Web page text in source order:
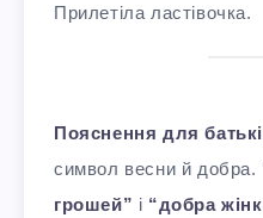
Прилетіла ластівочка.
Пояснення для
символ весни й добра.
грошей” і “добра